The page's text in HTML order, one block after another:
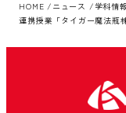
HOME ニュース 学科情
連携授業「タイガー魔法瓶